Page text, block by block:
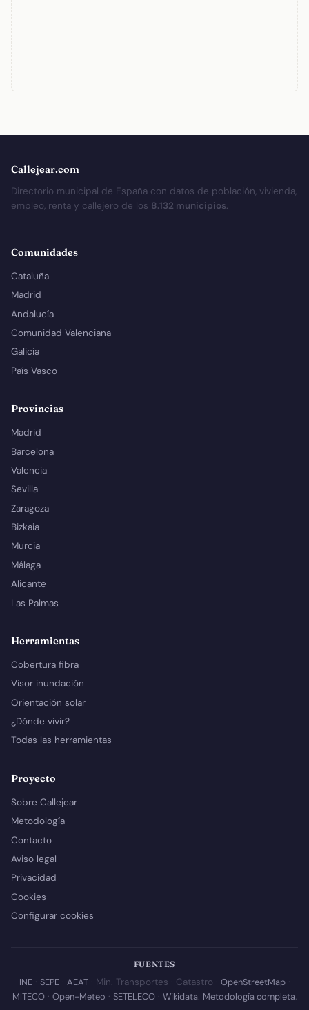
Callejear.com
Directorio municipal de España con datos de población, vivienda,
empleo, renta y callejero de los 8.132 municipios.
Comunidades
Cataluña
Madrid
Andalucía
Comunidad Valenciana
Galicia
País Vasco
Provincias
Madrid
Barcelona
Valencia
Sevilla
Zaragoza
Bizkaia
Murcia
Málaga
Alicante
Las Palmas
Herramientas
Cobertura fibra
Visor inundación
Orientación solar
¿Dónde vivir?
Todas las herramientas
Proyecto
Sobre Callejear
Metodología
Contacto
Aviso legal
Privacidad
Cookies
Configurar cookies
FUENTES
INE· SEPE· AEAT· Min. Transportes · Catastro · OpenStreetMap·
MITECO· Open-Meteo · SETELECO· Wikidata. Metodología completa.